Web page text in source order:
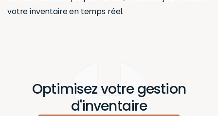
votre inventaire en temps réel.
Optimisez votre gestion
d'inventaire